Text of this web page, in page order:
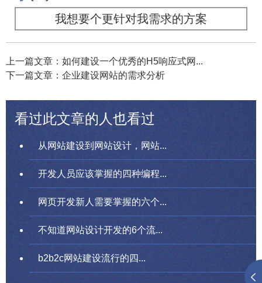
我想要个更针对我需求的方案
上一篇文章：如何建设一个优秀的H5响应式网...
下一篇文章：企业建设网站的需求分析
看过此文章的人也看过
从网站建设到网站设计，网站...
开发人员应该掌握的四种编程...
网页开发新人需要掌握的六个...
不知道网站设计开发的6个流...
b2b2c网站建设流行的四...